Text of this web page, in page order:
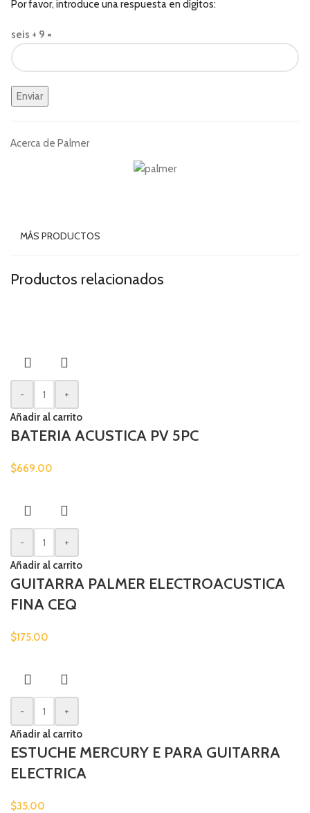
Por favor, introduce una respuesta en dígitos:
seis + 9 =
Acerca de Palmer
MÁS PRODUCTOS
Productos relacionados
-
+
Añadir al carrito
BATERIA ACUSTICA PV 5PC
$669.00
-
+
Añadir al carrito
GUITARRA PALMER ELECTROACUSTICA
FINA CEQ
$175.00
-
+
Añadir al carrito
ESTUCHE MERCURY E PARA GUITARRA
ELECTRICA
$35.00